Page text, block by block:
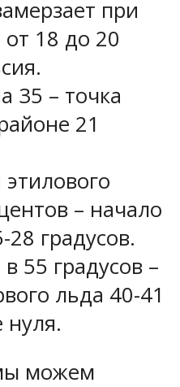
при
от 18 до 20
35 – точка
21
– начало
градусов.
55 градусов –
льда 40-41
нуля.
можем